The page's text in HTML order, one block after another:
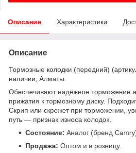
Описание Характеристики
Описание
Тормозные колодки (передний)
наличии, Алматы.
Обеспечивают надёжное торможение
прижатия к тормозному диску.
Скрип или скрежет при торможении,
путь — признак износа колодок.
Состояние: Аналог (бренд
Продажа: Оптом и в розницу.